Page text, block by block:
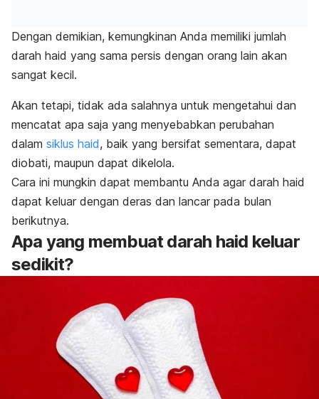
Dengan demikian, kemungkinan Anda memiliki jumlah
darah haid yang sama persis dengan orang lain akan
sangat kecil.
Akan tetapi, tidak ada salahnya untuk mengetahui dan
mencatat apa saja yang menyebabkan perubahan
dalam siklus haid, baik yang bersifat sementara, dapat
diobati, maupun dapat dikelola.
Cara ini mungkin dapat membantu Anda agar darah haid
dapat keluar dengan deras dan lancar pada bulan
berikutnya.
Apa yang membuat darah haid keluar
sedikit?